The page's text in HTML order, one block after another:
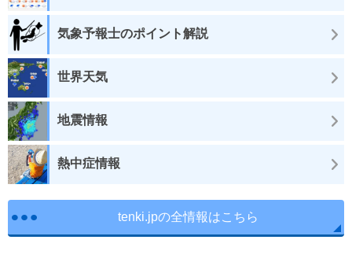
気象予報士のポイント解説
世界天気
地震情報
熱中症情報
tenki.jpの全情報はこちら